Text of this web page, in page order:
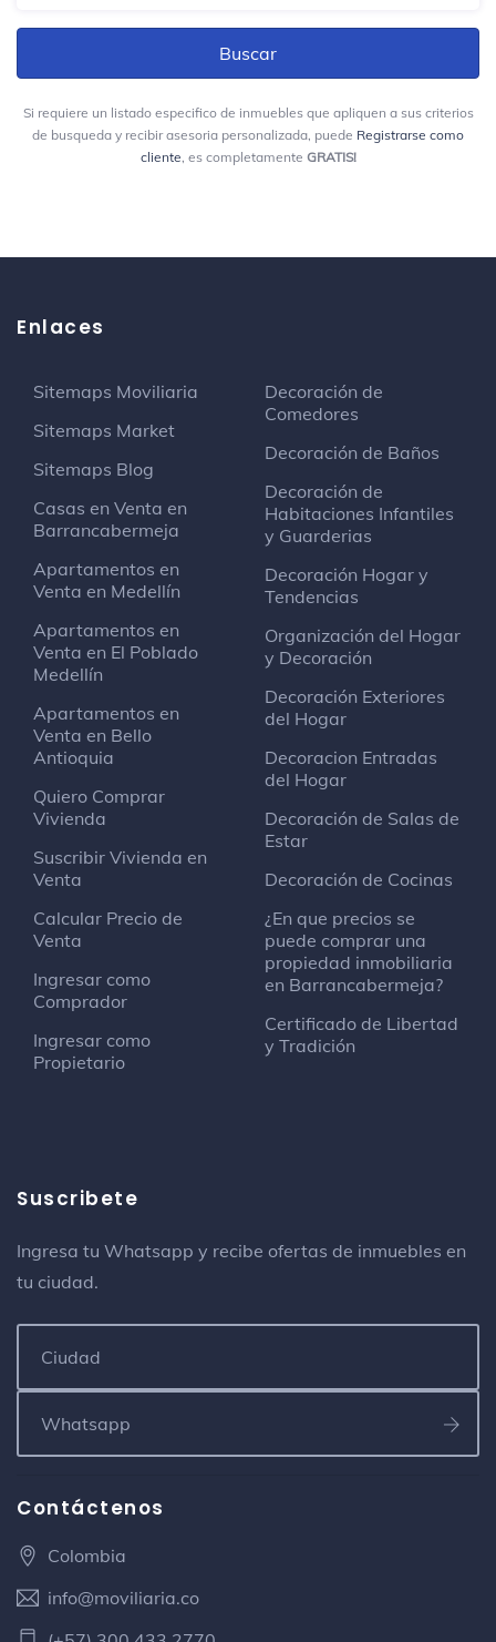
Calle 52 No. 12 - 80
Pizzería
Catleya
Cra 19 # 50-37
Universitaria De Investigación Y
Desarrollo, Sede Ana Frank
Edificio universitario de Tecnología
Calle 48 # 14 - 61
Fabiola Jiménez spa
Spa
Huerta Campesina
Tienda de frutas y verduras
Diagnostico Cardio Respiratorio
Consultorio médico
Estación de radio
Restaurante bar la madriguera
Restaurante
Clle 50 # 25-10
Park Inn by Radisson Barrancabermeja
Carrera 8a #51-08, Sector Comercial
Dr. Jorge Adolfo Correa Lara
Consultorio médico
Tienda de regalos
Si requiere un listado especifico de inmuebles que apliquen a sus criterios
de busqueda y recibir asesoria personalizada, puede Registrarse como
cliente, es completamente GRATIS!
Enlaces
Sitemaps Moviliaria
Sitemaps Market
Sitemaps Blog
Casas en Venta en
Barrancabermeja
Apartamentos en
Venta en Medellín
Apartamentos en
Venta en El Poblado
Medellín
Apartamentos en
Venta en Bello
Antioquia
Quiero Comprar
Vivienda
Suscribir Vivienda en
Venta
Calcular Precio de
Venta
Ingresar como
Comprador
Ingresar como
Propietario
Decoración de
Comedores
Decoración de Baños
Decoración de
Habitaciones Infantiles
y Guarderias
Decoración Hogar y
Tendencias
Organización del Hogar
y Decoración
Decoración Exteriores
del Hogar
Decoracion Entradas
del Hogar
Decoración de Salas de
Estar
Decoración de Cocinas
¿En que precios se
puede comprar una
propiedad inmobiliaria
en Barrancabermeja?
Certificado de Libertad
y Tradición
Suscribete
Ingresa tu Whatsapp y recibe ofertas de inmuebles en
tu ciudad.
Contáctenos
Colombia
info@moviliaria.co